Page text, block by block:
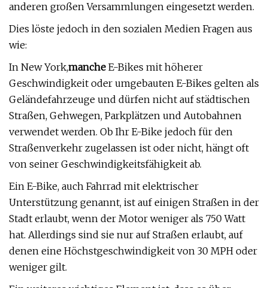
anderen großen Versammlungen eingesetzt werden.
Dies löste jedoch in den sozialen Medien Fragen aus
wie:
In New York,manche E-Bikes mit höherer
Geschwindigkeit oder umgebauten E-Bikes gelten als
Geländefahrzeuge und dürfen nicht auf städtischen
Straßen, Gehwegen, Parkplätzen und Autobahnen
verwendet werden. Ob Ihr E-Bike jedoch für den
Straßenverkehr zugelassen ist oder nicht, hängt oft
von seiner Geschwindigkeitsfähigkeit ab.
Ein E-Bike, auch Fahrrad mit elektrischer
Unterstützung genannt, ist auf einigen Straßen in der
Stadt erlaubt, wenn der Motor weniger als 750 Watt
hat. Allerdings sind sie nur auf Straßen erlaubt, auf
denen eine Höchstgeschwindigkeit von 30 MPH oder
weniger gilt.